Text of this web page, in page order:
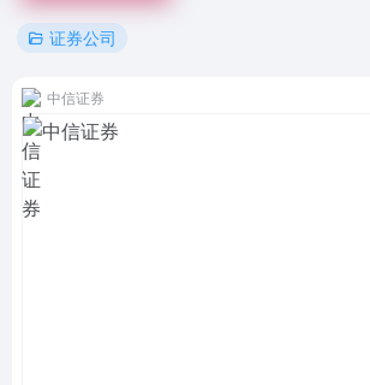
证券公司
中信证券